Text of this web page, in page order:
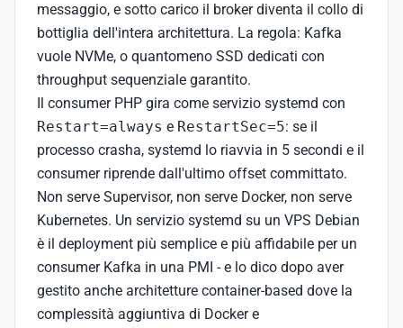
messaggio, e sotto carico il broker diventa il collo di
bottiglia dell'intera architettura. La regola: Kafka
vuole NVMe, o quantomeno SSD dedicati con
throughput sequenziale garantito.
Il consumer PHP gira come servizio systemd con
Restart=always e RestartSec=5: se il
processo crasha, systemd lo riavvia in 5 secondi e il
consumer riprende dall'ultimo offset committato.
Non serve Supervisor, non serve Docker, non serve
Kubernetes. Un servizio systemd su un VPS Debian
è il deployment più semplice e più affidabile per un
consumer Kafka in una PMI - e lo dico dopo aver
gestito anche architetture container-based dove la
complessità aggiuntiva di Docker e